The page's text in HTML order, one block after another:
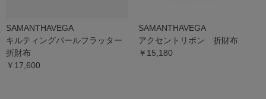
SAMANTHAVEGA
キルティングパールフラッター
折財布
￥17,600
SAMANTHAVEGA
アクセントリボン 折財布
￥15,180